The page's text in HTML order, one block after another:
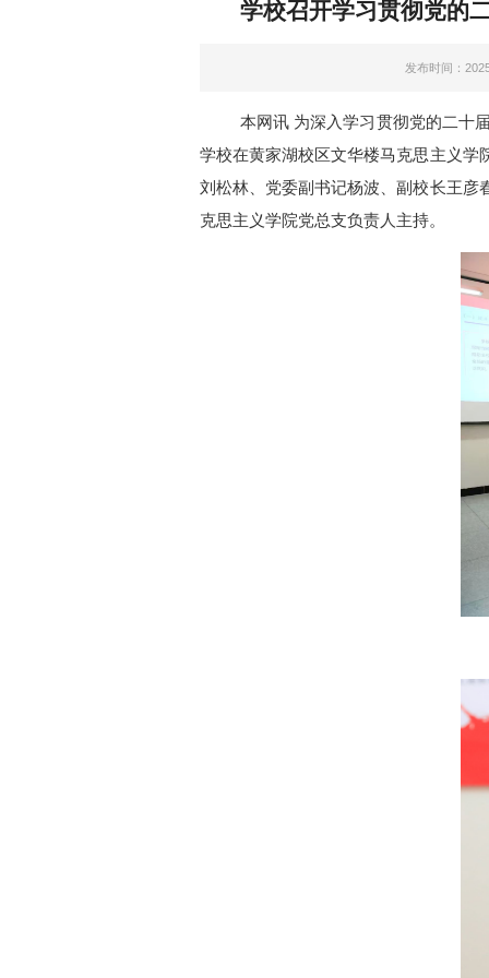
学校召开学习贯彻党的
发布时间：
本网讯 为深入学习贯彻党的二十
学校在黄家湖校区文华楼马克思主义学
刘松林、党委副书记杨波、副校长王彦
克思主义学院党总支负责人主持。